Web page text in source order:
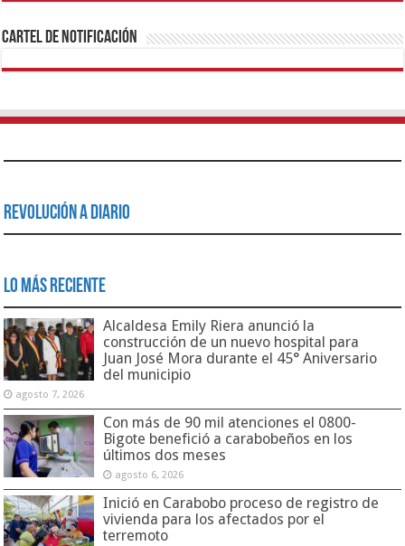
Cartel de Notificación
Revolución a Diario
Lo Más Reciente
Alcaldesa Emily Riera anunció la
construcción de un nuevo hospital para
Juan José Mora durante el 45° Aniversario
del municipio
agosto 7, 2026
Con más de 90 mil atenciones el 0800-
Bigote benefició a carabobeños en los
últimos dos meses
agosto 6, 2026
Inició en Carabobo proceso de registro de
vivienda para los afectados por el
terremoto